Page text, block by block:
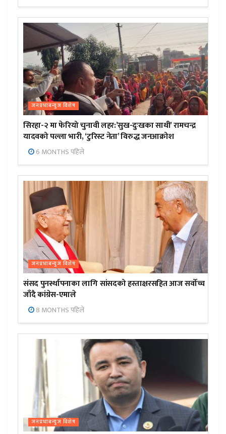
जनप्रभाबन्युज विशेष
सिरहा-२ मा फेरियो चुनावी लहर:’सुख-दुःखका साथी’ रामचन्द्र
यादवको पल्ला भारी, ‘टुरिस्ट नेता’ विरुद्ध जनआक्रोश
6 MONTHS पहिले
जनप्रभाबन्युज विशेष
संसद पुनर्स्थापनाका लागि सांसदको हस्ताक्षरसहित आज सर्वोच्च
जाँदै कांग्रेस-एमाले
8 MONTHS पहिले
जनप्रभाबन्युज विशेष